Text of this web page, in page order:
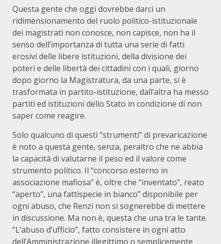
Questa gente che oggi dovrebbe darci un
ridimensionamento del ruolo politico-istituzionale
dei magistrati non conosce, non capisce, non ha il
senso dell’importanza di tutta una serie di fatti
erosivi delle libere istituzioni, della divisione dei
poteri e delle libertà dei cittadini con i quali, giorno
dopo giorno la Magistratura, da una parte, si è
trasformata in partito-istituzione, dall’altra ha messo
partiti ed istituzioni dello Stato in condizione di non
saper come reagire.
Solo qualcuno di questi “strumenti” di prevaricazione
è noto a questa gente, senza, peraltro che ne abbia
la capacità di valutarne il peso ed il valore come
strumento politico. Il “concorso esterno in
associazione mafiosa” è, oltre che “inventato”, reato
“aperto”, una fattispecie in bianco” disponibile per
ogni abuso, che Renzi non si sognerebbe di mettere
in discussione. Ma non è, questa che una tra le tante.
“L’abuso d’ufficio”, fatto consistere in ogni atto
dell’Amministrazione illegittimo o semplicemente